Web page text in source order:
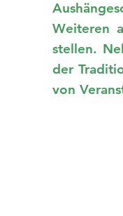
Weiteren
stellen.
der
von